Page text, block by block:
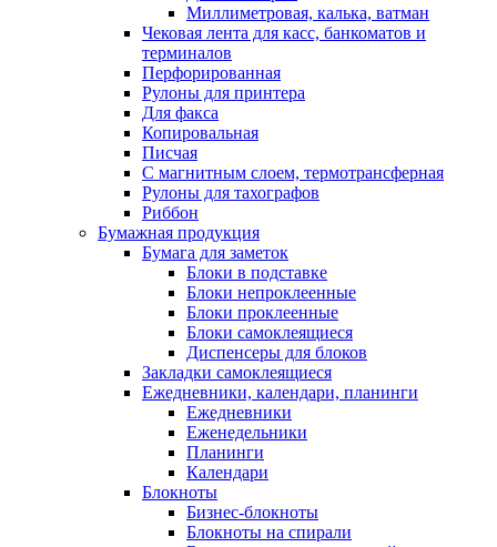
Миллиметровая, калька, ватман
Чековая лента для касс, банкоматов и
терминалов
Перфорированная
Рулоны для принтера
Для факса
Копировальная
Писчая
С магнитным слоем, термотрансферная
Рулоны для тахографов
Риббон
Бумажная продукция
Бумага для заметок
Блоки в подставке
Блоки непроклеенные
Блоки проклеенные
Блоки самоклеящиеся
Диспенсеры для блоков
Закладки самоклеящиеся
Ежедневники, календари, планинги
Ежедневники
Еженедельники
Планинги
Календари
Блокноты
Бизнес-блокноты
Блокноты на спирали